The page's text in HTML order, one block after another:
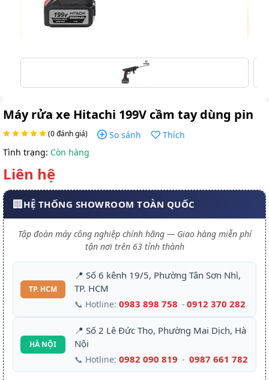
Máy rửa xe Hitachi 199V cầm tay dùng pin
(0 đánh giá) So sánh
Thích
Tình trạng: Còn hàng
Liên hệ
🏢HỆ THỐNG SHOWROOM TOÀN QUỐC
Tập đoàn máy công nghiệp chính hãng — Giao hàng miễn phí
tận nơi trên 63 tỉnh thành
TP. HCM
📍 Số 6 kênh 19/5, Phường Tân Sơn Nhì,
TP. HCM
📞 Hotline: 0983 898 758 - 0912 370 282
HÀ NỘI
📍 Số 2 Lê Đức Thọ, Phường Mai Dịch, Hà
Nội
📞 Hotline: 0982 090 819 - 0987 661 782